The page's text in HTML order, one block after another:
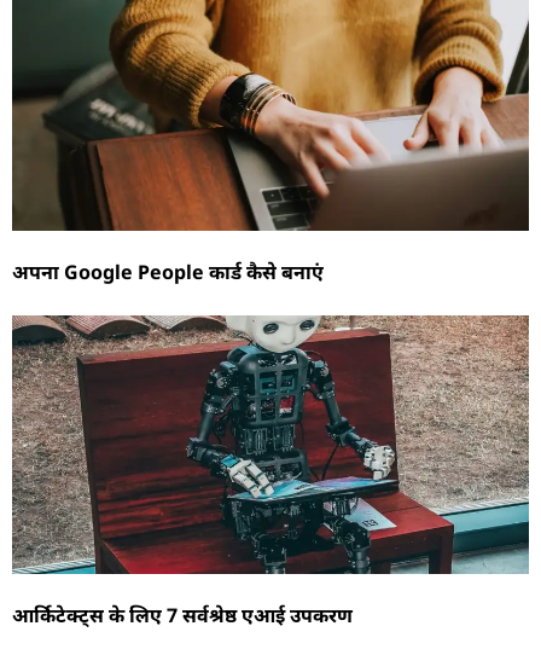
अपना Google People कार्ड कैसे बनाएं
आर्किटेक्ट्स के लिए 7 सर्वश्रेष्ठ एआई उपकरण